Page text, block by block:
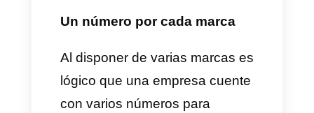
separadaaunque se
plataforma.Esto no es más
que un beneficio adicional a lo